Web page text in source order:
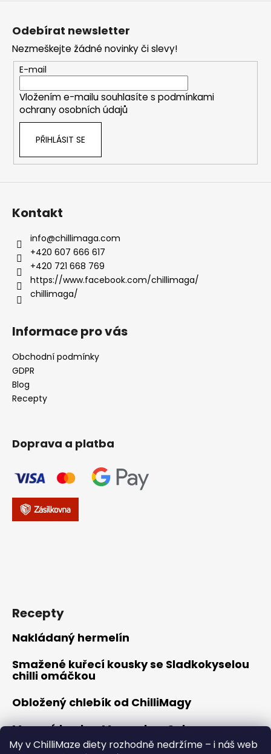
My v ChilliMaze diety rozhodně nedržíme – i náš web
Z
Odebírat newsletter
Nezmeškejte žádné novinky či slevy!
E-mail
Vložením e-mailu souhlasíte s podmínkami
ochrany osobních údajů
PŘIHLÁSIT SE
Kontakt
info@chillimaga.com
+420 607 666 617
+420 721 668 769
https://www.facebook.com/chillimaga/
chillimaga/
Informace pro vás
Obchodní podmínky
GDPR
Blog
Recepty
Doprava a platba
Recepty
Nakládaný hermelín
Smažené kuřecí kousky se Sladkokyselou
chilli omáčkou
Obložený chlebík od ChilliMagy
Masové koule s Moravskou Salsou